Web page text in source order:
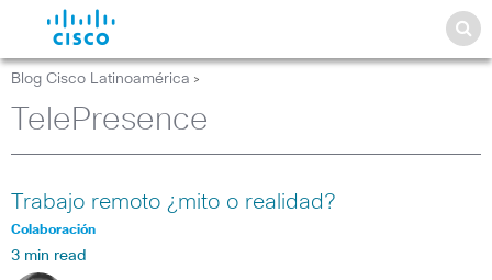
Blog Cisco Latinoamérica >
TelePresence
Trabajo remoto ¿mito o realidad?
Colaboración
3 min read